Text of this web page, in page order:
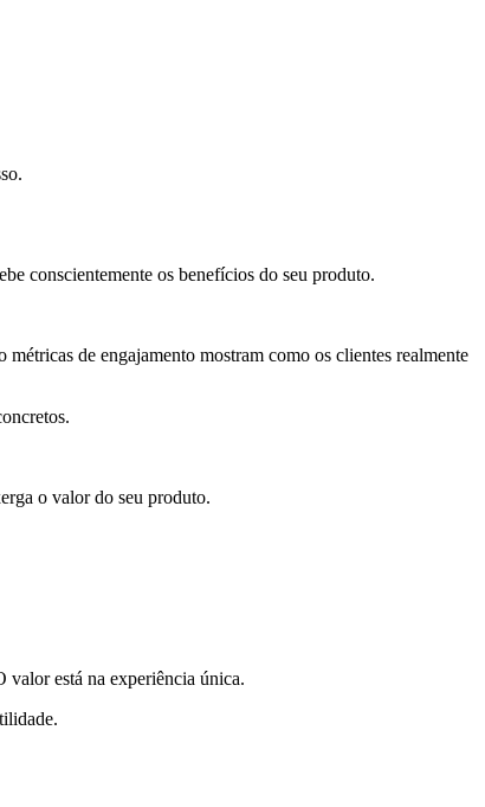
conscientemente os benefícios do seu produto.
de engajamento mostram como os clientes realmente
o valor do seu produto.
valor está na experiência única.